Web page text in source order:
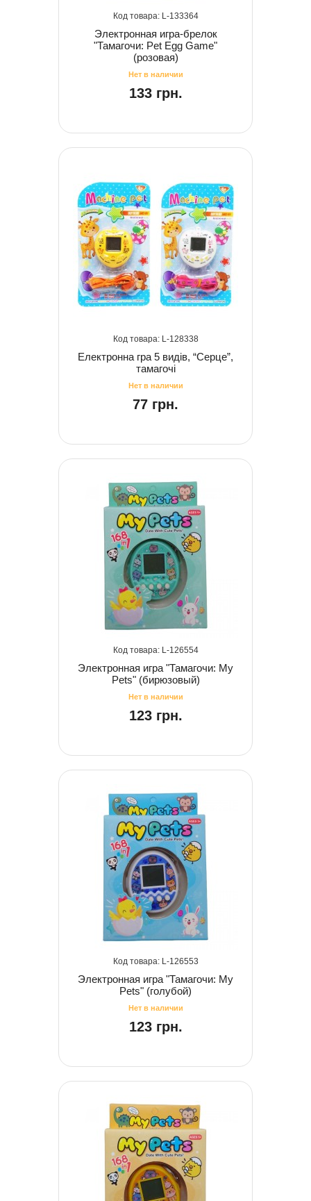
133364
Электронная игра-брелок
"Тамагочи: Pet Egg Game"
(розовая)
133 грн.
128338
Електронна гра 5 видів, “Серце”,
тамагочі
77 грн.
126554
Электронная игра "Тамагочи: My
Pets" (бирюзовый)
123 грн.
126553
Электронная игра "Тамагочи: My
Pets" (голубой)
123 грн.